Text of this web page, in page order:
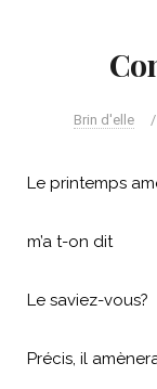
Brin d'elle /
Le printemps
m’a t-on dit
Le saviez-vous?
Précis, il